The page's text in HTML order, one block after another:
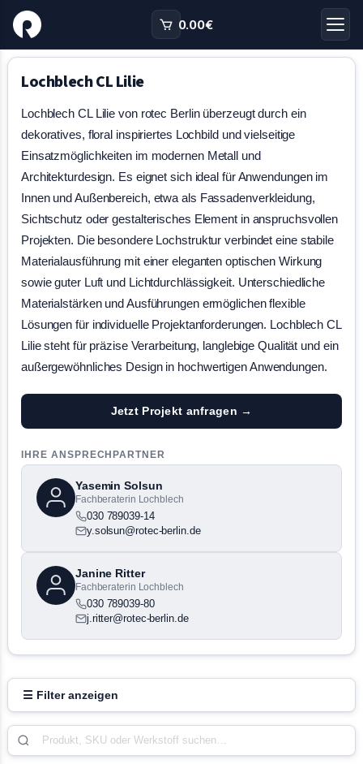
0.00€
Lochblech CL Lilie
Lochblech CL Lilie von rotec Berlin überzeugt durch ein
dekoratives, floral inspiriertes Lochbild und vielseitige
Einsatzmöglichkeiten im modernen Metall und
Architekturdesign. Es eignet sich ideal für Anwendungen im
Innen und Außenbereich, etwa als Fassadenverkleidung,
Sichtschutz oder gestalterisches Element in anspruchsvollen
Projekten. Die besondere Lochstruktur verbindet eine stabile
Materialausführung mit einer eleganten optischen Wirkung
sowie guter Luft und Lichtdurchlässigkeit. Unterschiedliche
Materialstärken und Ausführungen ermöglichen flexible
Lösungen für individuelle Projektanforderungen. Lochblech CL
Lilie steht für präzise Verarbeitung, langlebige Qualität und ein
außergewöhnliches Design in hochwertigen Anwendungen.
Jetzt Projekt anfragen →
IHRE ANSPRECHPARTNER
Yasemin Solsun
Fachberaterin Lochblech
030 789039-14
y.solsun@rotec-berlin.de
Janine Ritter
Fachberaterin Lochblech
030 789039-80
j.ritter@rotec-berlin.de
☰ Filter anzeigen